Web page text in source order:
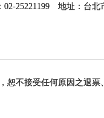
25221199 地址：台北
恕不接受任何原因之退票